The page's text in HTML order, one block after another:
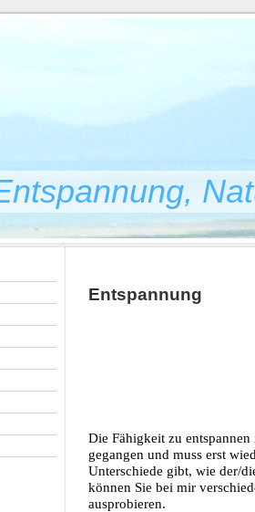
Entspannung
Die Fähigkeit zu
gegangen und muss erst
Unterschiede gibt, wie der/
können Sie bei mir
ausprobieren.